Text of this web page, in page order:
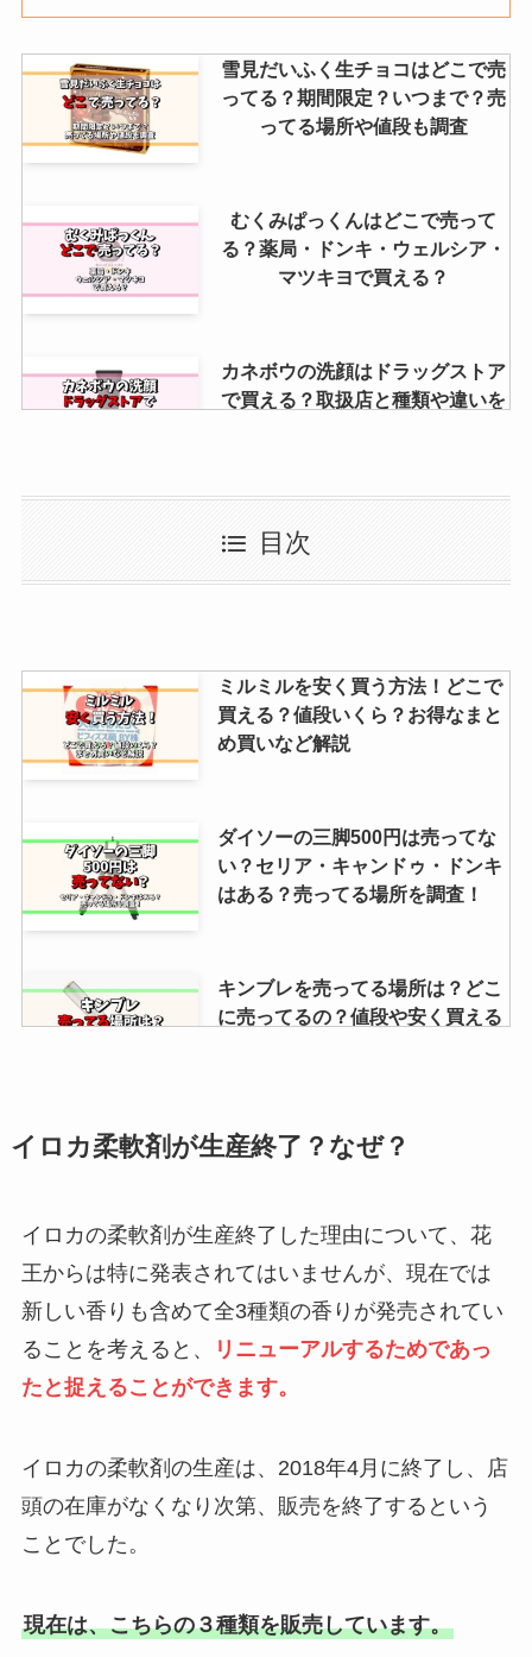
雪見だいふく生チョコはどこで売
ってる？期間限定？いつまで？売
ってる場所や値段も調査
むくみぱっくんはどこで売って
る？薬局・ドンキ・ウェルシア・
マツキヨで買える？
カネボウの洗顔はドラッグストア
で買える？取扱店と種類や違いを
は？無印やカインズなど取扱店と
値段を解説
イーブイヒーローズ売ってる場所
は？再販は？絶版？売ってない？
売ってる店を調査
猫用ケーキを売ってる場所はど
こ？シャトレーゼ・イオン・カイ
ンズを調査【都内・大阪など】
【ぬいぐるみ収納ケース】透明は
100均に売ってる？ダイソー・ニ
トリ・セリア・キャンドゥを調
小川軒のレーズンウィッチはどこ
で買える？送料無料で手に入れる
カールは売ってない？販売再開で
普通に売ってる？関東・名古屋・
大阪など販売地域を調査！
る？ニトリ・カインズ・セリア・
無印も調査！
目次
ミルミルを安く買う方法！どこで
買える？値段いくら？お得なまと
め買いなど解説
ダイソーの三脚500円は売ってな
い？セリア・キャンドゥ・ドンキ
はある？売ってる場所を調査！
キンブレを売ってる場所は？どこ
に売ってるの？値段や安く買える
チェックワンファストはどこで買
える？販売店や取扱店舗を調べま
【サントリー】バロンはドラック
ストアで買える？市販の値段や効
果・口コミも解説
る？無印・コンビニ・セリア・薬
局で買えるか調査
amazonで買える？薬局は安い？
イロカ柔軟剤が生産終了？なぜ？
イロカの柔軟剤が生産終了した理由について、花
王からは特に発表されてはいませんが、現在では
新しい香りも含めて全3種類の香りが発売されてい
ることを考えると、
リニューアルするためであっ
たと捉えることができます。
イロカの柔軟剤の生産は、2018年4月に終了し、店
頭の在庫がなくなり次第、販売を終了するという
ことでした。
現在は、こちらの３種類を販売しています。